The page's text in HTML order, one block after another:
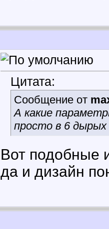
Цитата:
Сообщение от
А какие
просто в 6
Вот подобные
да и дизайн